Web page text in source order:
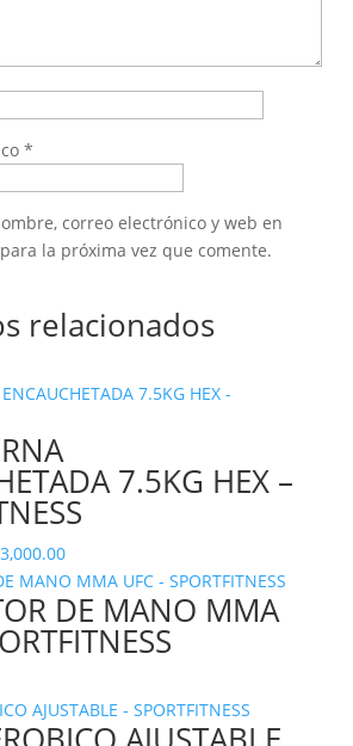
*
correo electrónico y web en
la próxima vez que comente.
relacionados
7.5KG HEX –
El
precio
actual
es:
DE MANO MMA